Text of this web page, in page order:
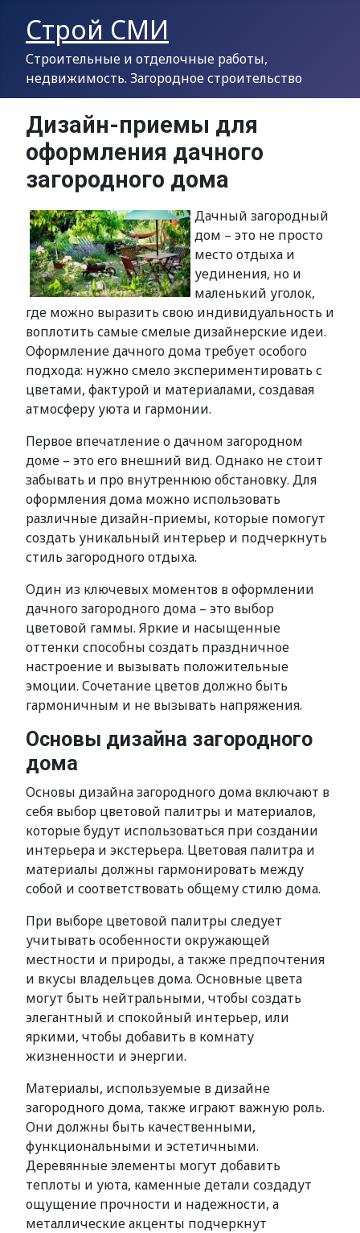
Строй СМИ
Строительные и отделочные работы,
недвижимость. Загородное строительство
Дизайн-приемы для
оформления дачного
загородного дома
Дачный загородный
дом – это не просто
место отдыха и
уединения, но и
маленький уголок,
где можно выразить свою индивидуальность и
воплотить самые смелые дизайнерские идеи.
Оформление дачного дома требует особого
подхода: нужно смело экспериментировать с
цветами, фактурой и материалами, создавая
атмосферу уюта и гармонии.
Первое впечатление о дачном загородном
доме – это его внешний вид. Однако не стоит
забывать и про внутреннюю обстановку. Для
оформления дома можно использовать
различные дизайн-приемы, которые помогут
создать уникальный интерьер и подчеркнуть
стиль загородного отдыха.
Один из ключевых моментов в оформлении
дачного загородного дома – это выбор
цветовой гаммы. Яркие и насыщенные
оттенки способны создать праздничное
настроение и вызывать положительные
эмоции. Сочетание цветов должно быть
гармоничным и не вызывать напряжения.
Основы дизайна загородного
дома
Основы дизайна загородного дома включают в
себя выбор цветовой палитры и материалов,
которые будут использоваться при создании
интерьера и экстерьера. Цветовая палитра и
материалы должны гармонировать между
собой и соответствовать общему стилю дома.
При выборе цветовой палитры следует
учитывать особенности окружающей
местности и природы, а также предпочтения
и вкусы владельцев дома. Основные цвета
могут быть нейтральными, чтобы создать
элегантный и спокойный интерьер, или
яркими, чтобы добавить в комнату
жизненности и энергии.
Материалы, используемые в дизайне
загородного дома, также играют важную роль.
Они должны быть качественными,
функциональными и эстетичными.
Деревянные элементы могут добавить
теплоты и уюта, каменные детали создадут
ощущение прочности и надежности, а
металлические акценты подчеркнут